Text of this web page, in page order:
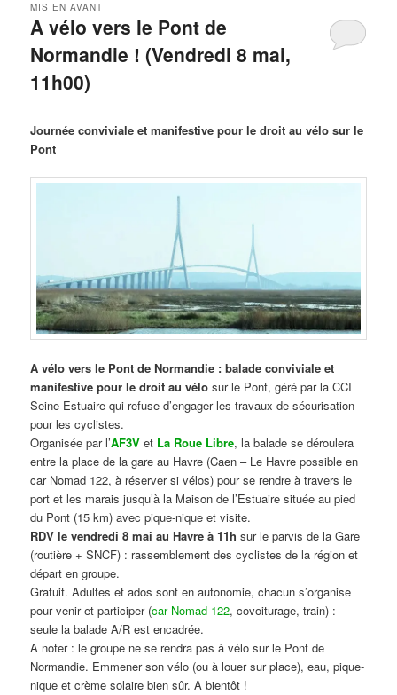
A vélo vers le Pont de
Normandie ! (Vendredi 8 mai,
11h00)
MIS EN AVANT
Journée conviviale et manifestive pour le droit au vélo sur le
Pont
A vélo vers le Pont de Normandie : balade conviviale et
manifestive pour le droit au vélo sur le Pont, géré par la CCI
Seine Estuaire qui refuse d’engager les travaux de sécurisation
pour les cyclistes.
Organisée par l’AF3V et La Roue Libre, la balade se déroulera
entre la place de la gare au Havre (Caen – Le Havre possible en
car Nomad 122, à réserver si vélos) pour se rendre à travers le
port et les marais jusqu’à la Maison de l’Estuaire située au pied
du Pont (15 km) avec pique-nique et visite.
RDV le vendredi 8 mai au Havre à 11h sur le parvis de la Gare
(routière + SNCF) : rassemblement des cyclistes de la région et
départ en groupe.
Gratuit. Adultes et ados sont en autonomie, chacun s’organise
pour venir et participer (car Nomad 122, covoiturage, train) :
seule la balade A/R est encadrée.
A noter : le groupe ne se rendra pas à vélo sur le Pont de
Normandie. Emmener son vélo (ou à louer sur place), eau, pique-
nique et crème solaire bien sûr. A bientôt !